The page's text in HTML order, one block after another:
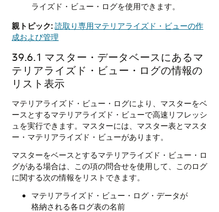
ライズド・ビュー・ログを使用できます。
親トピック:読取り専用マテリアライズド・ビューの作
成および管理
39.6.1 マスター・データベースにあるマ
テリアライズド・ビュー・ログの情報の
リスト表示
マテリアライズド・ビュー・ログにより、マスターをベ
ースとするマテリアライズド・ビューで高速リフレッシ
ュを実行できます。マスターには、マスター表とマスタ
ー・マテリアライズド・ビューがあります。
マスターをベースとするマテリアライズド・ビュー・ロ
グがある場合は、この項の問合せを使用して、このログ
に関する次の情報をリストできます。
マテリアライズド・ビュー・ログ・データが
格納される各ログ表の名前